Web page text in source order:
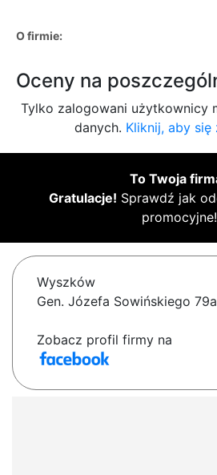
O firmie:
Oceny na
Tylko zalogowani użytkownicy
danych. Kliknij, aby się
To Twoja
Gratulacje! Sprawdź jak
promocyjne!
Wyszków
Gen. Józefa Sowińskiego 79a
Zobacz profil firmy na